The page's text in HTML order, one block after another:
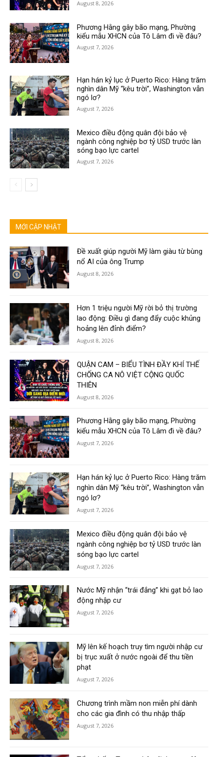
August 8, 2026
Phương Hằng gây bão mạng, Phường
kiểu mẫu XHCN của Tô Lâm đi về đâu?
August 7, 2026
Hạn hán kỷ lục ở Puerto Rico: Hàng trăm
nghìn dân Mỹ “kêu trời”, Washington vẫn
ngó lơ?
August 7, 2026
Mexico điều động quân đội bảo vệ
ngành công nghiệp bơ tỷ USD trước làn
sóng bạo lực cartel
August 7, 2026
MỚI CẬP NHẬT
Đề xuất giúp người Mỹ làm giàu từ bùng
nổ AI của ông Trump
August 8, 2026
Hơn 1 triệu người Mỹ rời bỏ thị trường
lao động: Điều gì đang đẩy cuộc khủng
hoảng lên đỉnh điểm?
August 8, 2026
QUẬN CAM – BIỂU TÌNH ĐẦY KHÍ THẾ
CHỐNG CA NÔ VIỆT CỘNG QUỐC
THIÊN
August 8, 2026
Phương Hằng gây bão mạng, Phường
kiểu mẫu XHCN của Tô Lâm đi về đâu?
August 7, 2026
Hạn hán kỷ lục ở Puerto Rico: Hàng trăm
nghìn dân Mỹ “kêu trời”, Washington vẫn
ngó lơ?
August 7, 2026
Mexico điều động quân đội bảo vệ
ngành công nghiệp bơ tỷ USD trước làn
sóng bạo lực cartel
August 7, 2026
Nước Mỹ nhận “trái đắng” khi gạt bỏ lao
động nhập cư
August 7, 2026
Mỹ lên kế hoạch truy tìm người nhập cư
bị trục xuất ở nước ngoài để thu tiền
phạt
August 7, 2026
Chương trình mầm non miễn phí dành
cho các gia đình có thu nhập thấp
August 7, 2026